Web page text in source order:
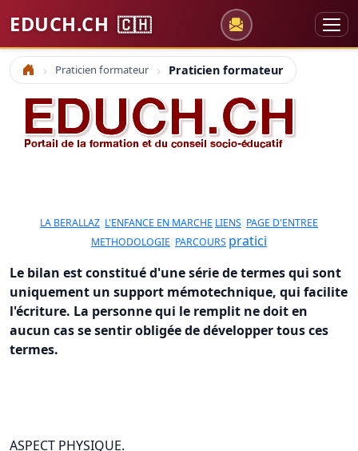
EDUCH.CH 🇨🇭
Accueil Praticien formateur Praticien formateur
LA BERALLAZ L'ENFANCE EN MARCHE LIENS PAGE D'ENTREE
METHODOLOGIE PARCOURS pratici
Le bilan est constitué d'une série de termes qui sont
uniquement un support mémotechnique, qui facilite
l'écriture. La personne qui le remplit ne doit en
aucun cas se sentir obligée de développer tous ces
termes.
ASPECT PHYSIQUE.